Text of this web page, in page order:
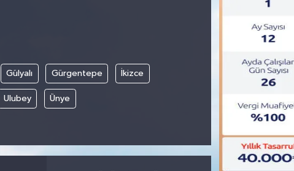
Gülyalı Gürgentepe İkizce
Ulubey Ünye